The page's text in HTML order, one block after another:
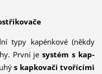
typy kapénkové (někdy
První jesystém s kap­
s kap­kovači tvořícími